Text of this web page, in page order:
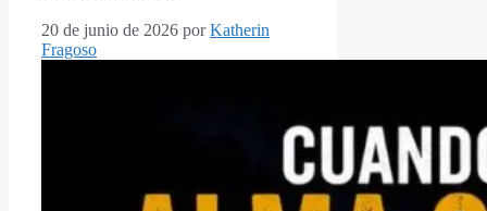
20 de junio de 2026 porKatherin
Fragoso